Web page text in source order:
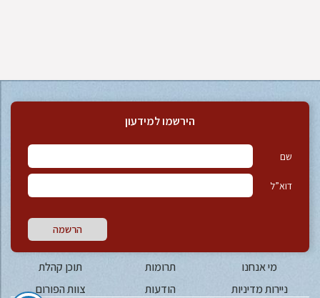
הירשמו למידעון
שם
דוא”ל
הרשמה
מי אנחנו תרומות
תוכן קהלת
ניירות מדיניות
הודעות צוות הפורום